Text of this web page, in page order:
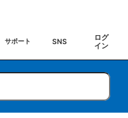
サポート SNS
ログ
イン